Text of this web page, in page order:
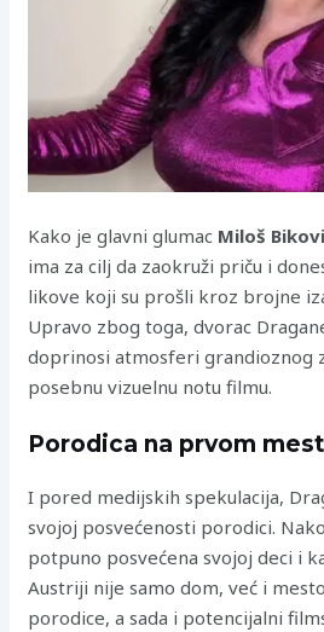
Kako je glavni glumac Miloš
ima za cilj da zaokruži priču i
likove koji su prošli kroz brojne
Upravo zbog toga, dvorac
doprinosi atmosferi grandioznog
posebnu vizuelnu notu filmu.
Porodica na prvom
I pored medijskih spekulacija,
svojoj posvećenosti porodici.
potpuno posvećena svojoj deci i
Austriji nije samo dom, već i
porodice, a sada i potencijalni